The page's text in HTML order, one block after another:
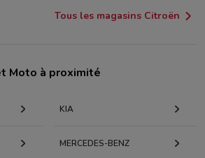
Tous les magasins Citroën
Moto à proximité
KIA
MERCEDES-BENZ